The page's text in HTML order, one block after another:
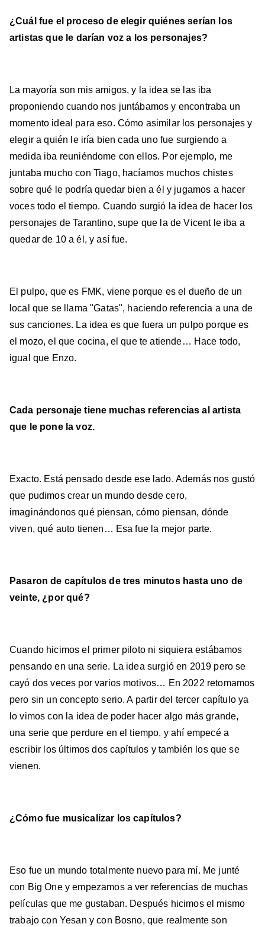
¿Cuál fue el proceso de elegir quiénes serían los
artistas que le darían voz a los personajes?
La mayoría son mis amigos, y la idea se las iba
proponiendo cuando nos juntábamos y encontraba un
momento ideal para eso. Cómo asimilar los personajes y
elegir a quién le iría bien cada uno fue surgiendo a
medida iba reuniéndome con ellos. Por ejemplo, me
juntaba mucho con Tiago, hacíamos muchos chistes
sobre qué le podría quedar bien a él y jugamos a hacer
voces todo el tiempo. Cuando surgió la idea de hacer los
personajes de Tarantino, supe que la de Vicent le iba a
quedar de 10 a él, y así fue.
El pulpo, que es FMK, viene porque es el dueño de un
local que se llama "Gatas", haciendo referencia a una de
sus canciones. La idea es que fuera un pulpo porque es
el mozo, el que cocina, el que te atiende… Hace todo,
igual que Enzo.
Cada personaje tiene muchas referencias al artista
que le pone la voz.
Exacto. Está pensado desde ese lado. Además nos gustó
que pudimos crear un mundo desde cero,
imaginándonos qué piensan, cómo piensan, dónde
viven, qué auto tienen… Esa fue la mejor parte.
Pasaron de capítulos de tres minutos hasta uno de
veinte, ¿por qué?
Cuando hicimos el primer piloto ni siquiera estábamos
pensando en una serie. La idea surgió en 2019 pero se
cayó dos veces por varios motivos… En 2022 retomamos
pero sin un concepto serio. A partir del tercer capítulo ya
lo vimos con la idea de poder hacer algo más grande,
una serie que perdure en el tiempo, y ahí empecé a
escribir los últimos dos capítulos y también los que se
vienen.
¿Cómo fue musicalizar los capítulos?
Eso fue un mundo totalmente nuevo para mí. Me junté
con Big One y empezamos a ver referencias de muchas
películas que me gustaban. Después hicimos el mismo
trabajo con Yesan y con Bosno, que realmente son